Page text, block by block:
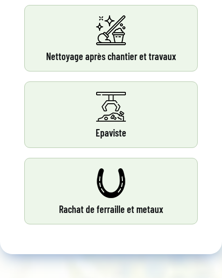
Nettoyage après chantier et travaux
Epaviste
Rachat de ferraille et metaux